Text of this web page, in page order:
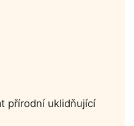
přírodní uklidňující